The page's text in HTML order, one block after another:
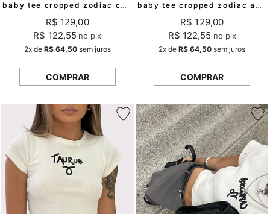
baby tee cropped zodiac cancer mundo lolita
R$ 129,00
R$ 122,55 no pix
2xde R$ 64,50sem juros
COMPRAR
baby tee cropped zodiac aquarius mundo lolita
R$ 129,00
R$ 122,55 no pix
2x deR$ 64,50 sem juros
COMPRAR